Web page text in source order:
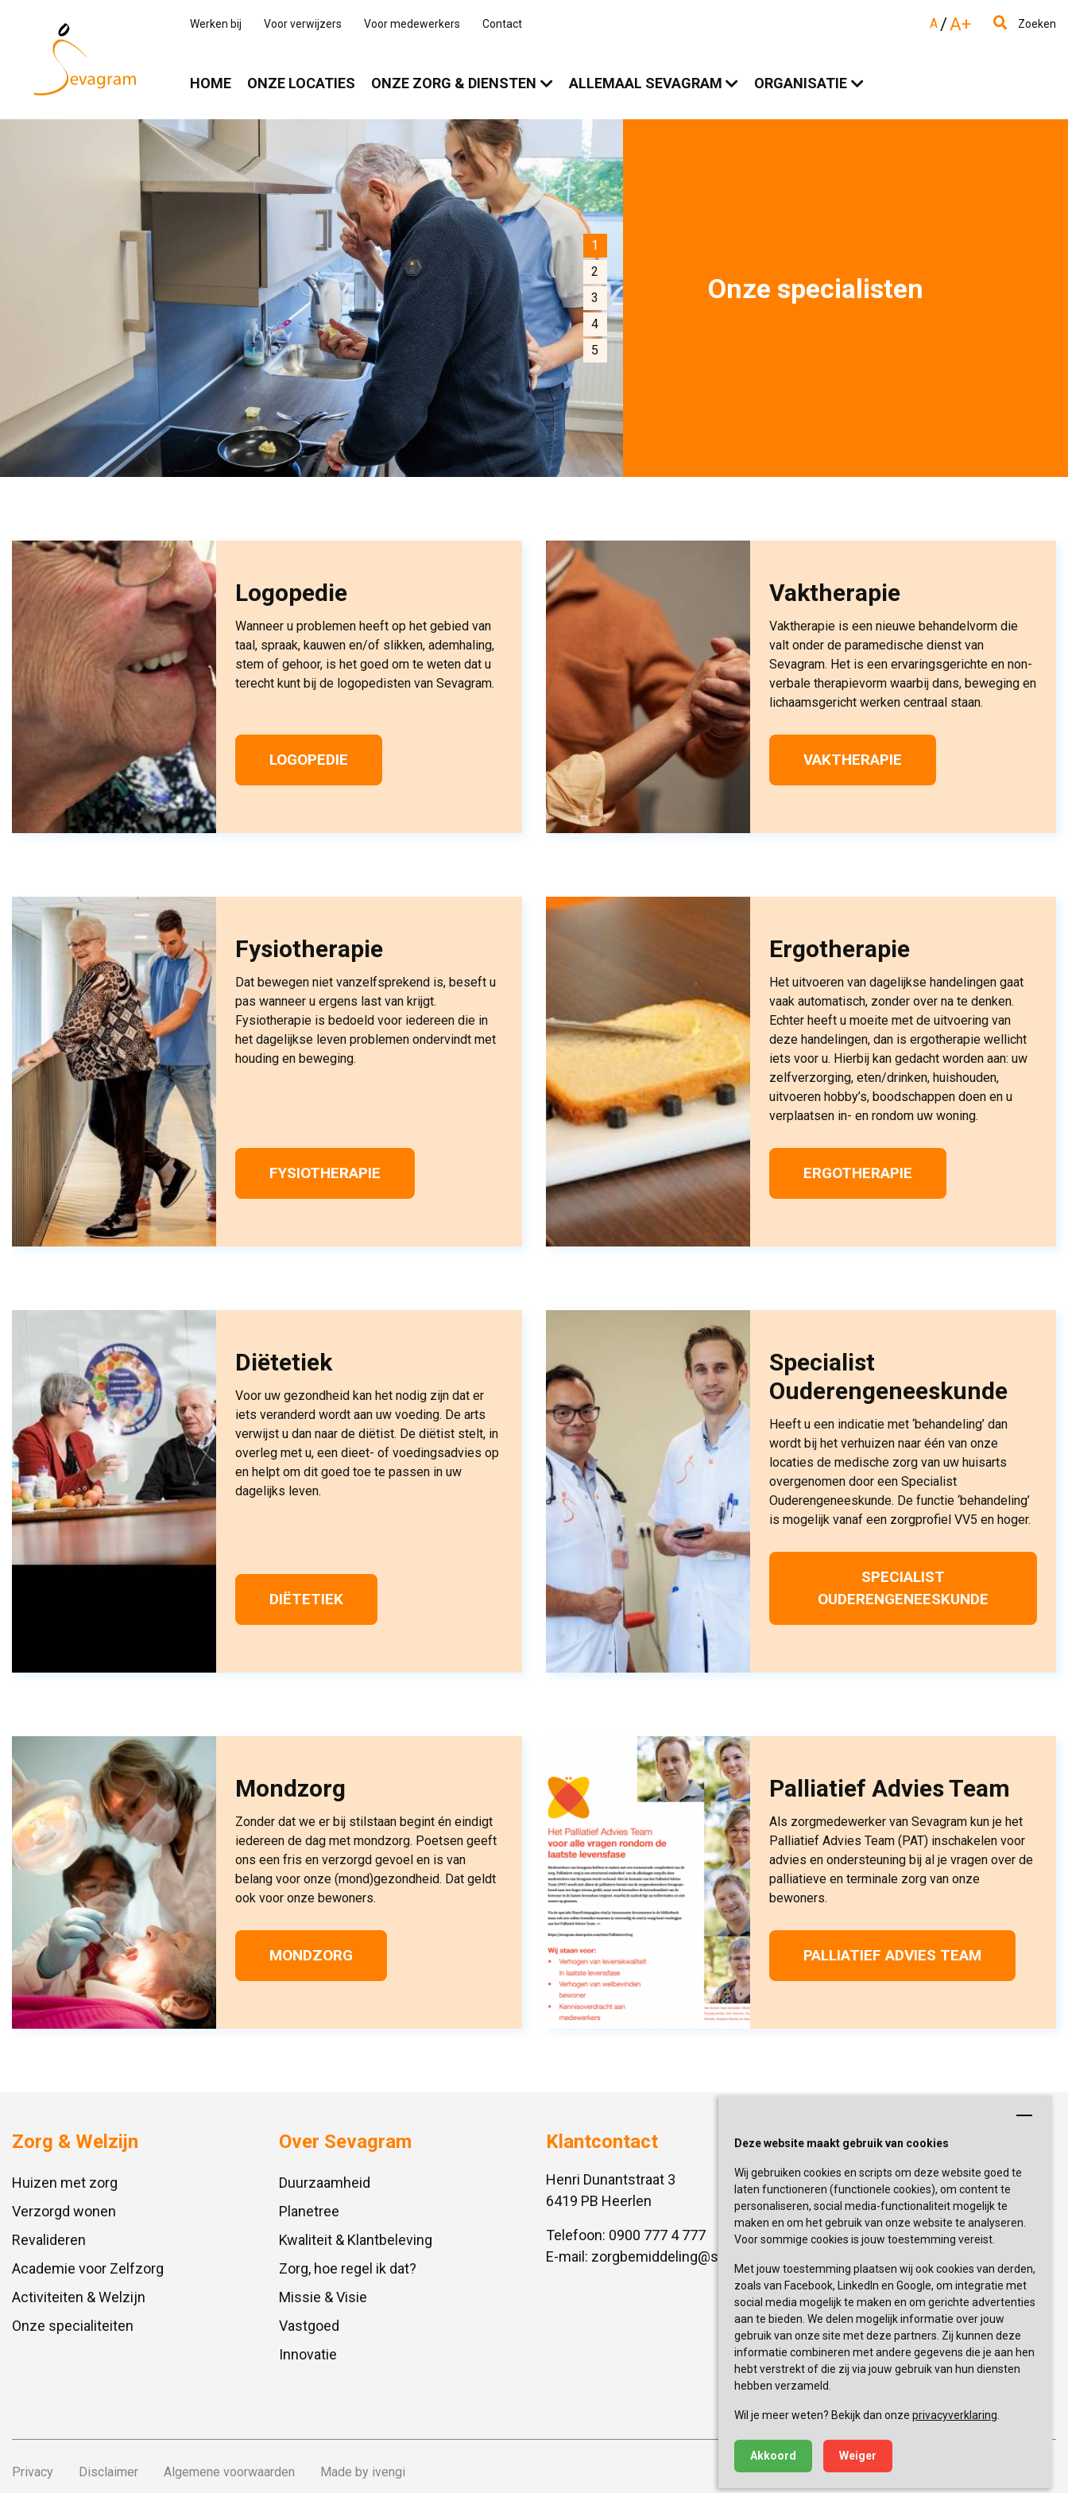
Deze website maakt gebruik van cookies
Wij gebruiken cookies en scripts om deze website goed te
laten functioneren (functionele cookies), om content te
personaliseren, social media-functionaliteit mogelijk te
maken en om het gebruik van onze website te analyseren.
Voor sommige cookies is jouw toestemming vereist.
Met jouw toestemming plaatsen wij ook cookies van derden,
zoals van Facebook, LinkedIn en Google, om integratie met
social media mogelijk te maken en om gerichte advertenties
aan te bieden. We delen mogelijk informatie over jouw
gebruik van onze site met deze partners. Zij kunnen deze
informatie combineren met andere gegevens die je aan hen
hebt verstrekt of die zij via jouw gebruik van hun diensten
hebben verzameld.
Wil je meer weten? Bekijk dan onze privacyverklaring
Akkoord Weiger
Werken bij Voor verwijzers Voor medewerkers Contact A /A+ Zoeken
HOME ONZE LOCATIES ONZE ZORG & DIENSTEN ALLEMAAL SEVAGRAM ORGANISATIE
Onze specialisten
1
2
3
4
5
Logopedie
Wanneer u problemen heeft op het gebied van
taal, spraak, kauwen en/of slikken, ademhaling,
stem of gehoor, is het goed om te weten dat u
terecht kunt bij de logopedisten van Sevagram.
LOGOPEDIE
Vaktherapie
Vaktherapie is een nieuwe behandelvorm die
valt onder de paramedische dienst van
Sevagram. Het is een ervaringsgerichte en non-
verbale therapievorm waarbij dans, beweging en
lichaamsgericht werken centraal staan.
VAKTHERAPIE
Fysiotherapie
Dat bewegen niet vanzelfsprekend is, beseft u
pas wanneer u ergens last van krijgt.
Fysiotherapie is bedoeld voor iedereen die in
het dagelijkse leven problemen ondervindt met
houding en beweging.
FYSIOTHERAPIE
Ergotherapie
Het uitvoeren van dagelijkse handelingen gaat
vaak automatisch, zonder over na te denken.
Echter heeft u moeite met de uitvoering van
deze handelingen, dan is ergotherapie wellicht
iets voor u. Hierbij kan gedacht worden aan: uw
zelfverzorging, eten/drinken, huishouden,
uitvoeren hobby’s, boodschappen doen en u
verplaatsen in- en rondom uw woning.
ERGOTHERAPIE
Diëtetiek
Voor uw gezondheid kan het nodig zijn dat er
iets veranderd wordt aan uw voeding. De arts
verwijst u dan naar de diëtist. De diëtist stelt, in
overleg met u, een dieet- of voedingsadvies op
en helpt om dit goed toe te passen in uw
dagelijks leven.
DIËTETIEK
Specialist
Ouderengeneeskunde
Heeft u een indicatie met ‘behandeling’ dan
wordt bij het verhuizen naar één van onze
locaties de medische zorg van uw huisarts
overgenomen door een Specialist
Ouderengeneeskunde. De functie ‘behandeling’
is mogelijk vanaf een zorgprofiel VV5 en hoger.
SPECIALIST
OUDERENGENEESKUNDE
Mondzorg
Zonder dat we er bij stilstaan begint én eindigt
iedereen de dag met mondzorg. Poetsen geeft
ons een fris en verzorgd gevoel en is van
belang voor onze (mond)gezondheid. Dat geldt
ook voor onze bewoners.
MONDZORG
Palliatief Advies Team
Als zorgmedewerker van Sevagram kun je het
Palliatief Advies Team (PAT) inschakelen voor
advies en ondersteuning bij al je vragen over de
palliatieve en terminale zorg van onze
bewoners.
PALLIATIEF ADVIES TEAM
Zorg & Welzijn
Huizen met zorg
Verzorgd wonen
Revalideren
Academie voor Zelfzorg
Activiteiten & Welzijn
Onze specialiteiten
Over Sevagram
Duurzaamheid
Planetree
Kwaliteit & Klantbeleving
Zorg, hoe regel ik dat?
Missie & Visie
Vastgoed
Innovatie
Klantcontact
Henri Dunantstraat 3
6419 PB Heerlen
Telefoon: 0900 777 4 777
E-mail: zorgbemiddeling@sevagram.nl
Schrijf je nu in!
Blijf op de hoogte van de laatste
activiteiten en nieuwtjes met onze
nieuwsbrief
INSCHRIJVEN
Privacy Disclaimer Algemene voorwaarden Made by ivengi